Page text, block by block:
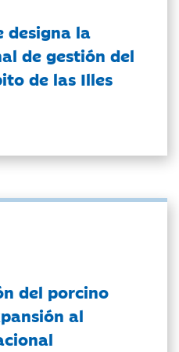
designa la
de gestión del
de las Illes
del porcino
al